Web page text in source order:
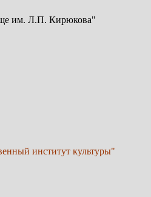
им. Л.П. Кирюкова"
институт культуры"